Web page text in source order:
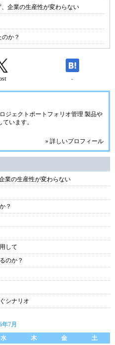
企業の生産性が変わらない
か？
-
ロジェクトポートフォリオ管理 製品や
います。
» 詳しいプロフィール
業の生産性が変わらない
？
して
のか？
シナリオ
年7月
水 木 金
土